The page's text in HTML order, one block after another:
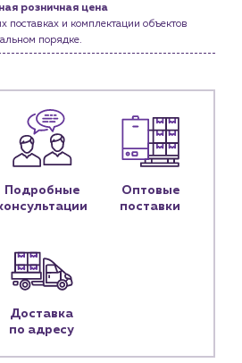
инженерных систем
19-79
розничная цена
поставках и комплектации объектов
порядке.
Подробные
Оптовые
поставки
Доставка
по адресу